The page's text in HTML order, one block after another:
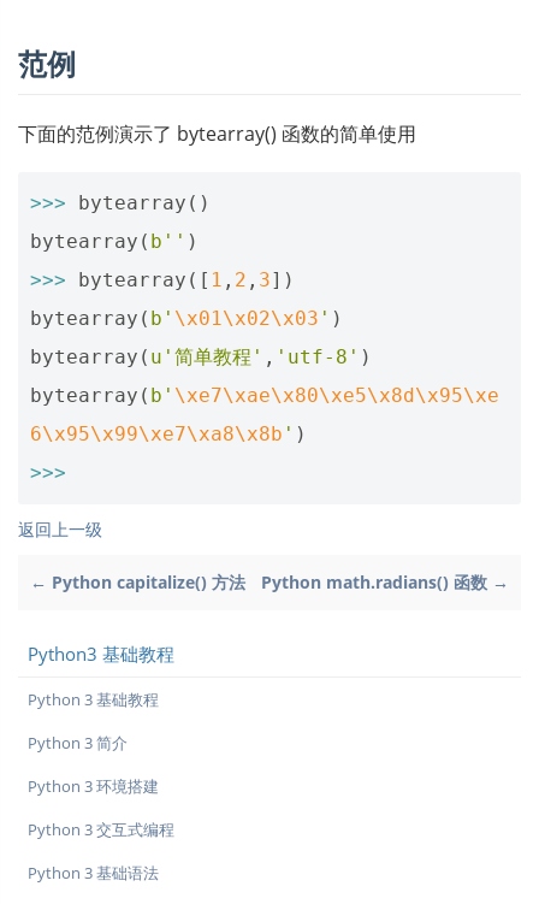
范例
下面的范例演示了 bytearray() 函数的简单使用
>>> bytearray ()
bytearray ( b '' )
>>>
bytearray ([ 1 , 2 , 3])
bytearray ( b ' \x01\x02\x03 ' )
bytearray ( u '简单教程' , 'utf-8' )
bytearray ( b ' \xe7\xae\x80\xe5\x8d\x95\xe
6\x95\x99\xe7\xa8\x8b ' )
>>>
返回上一级
← Python capitalize() 方法 Python math.radians() 函数 →
Python3 基础教程
Python 3 基础教程
Python 3 简介
Python 3 环境搭建
Python 3 交互式编程
Python 3 基础语法